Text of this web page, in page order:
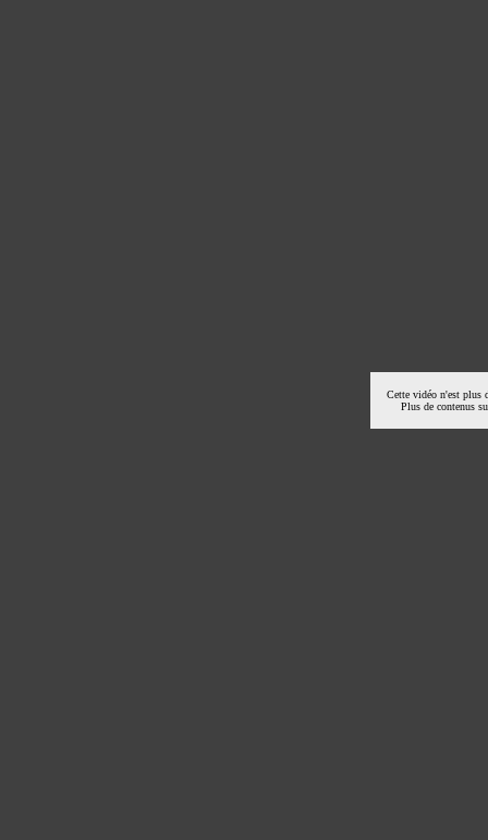
Cette vidéo n'est plus
Plus de contenus